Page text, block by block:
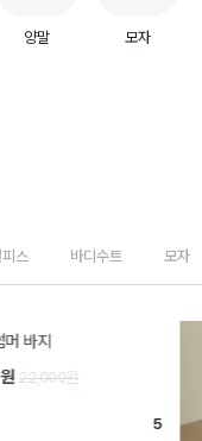
양말 모자
스 바디수트 모자
넨 바지
24,000원